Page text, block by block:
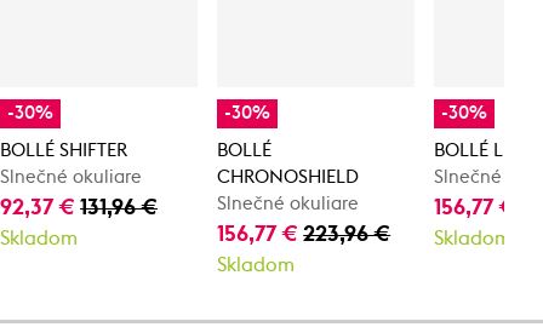
-30%
BOLLÉ SHIFTER
Slnečné okuliare
92,37 € 131,96 €
Skladom
-30%
BOLLÉ
CHRONOSHIELD
Slnečné okuliare
156,77 €223,96 €
Skladom
-30%
BOLLÉ
Slnečné
156,77 €
Skladom